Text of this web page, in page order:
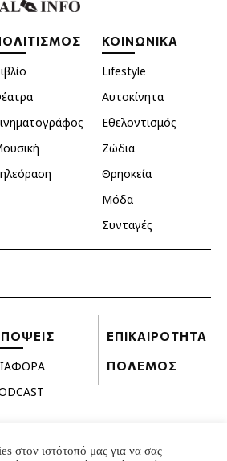
ΚΟΙΝΩΝΙΚΑ
Lifestyle
Αυτοκίνητα
Εθελοντισμός
Ζώδια
Θρησκεία
Μόδα
Συνταγές
ΕΠΙΚΑΙΡΟΤΗΤΑ
ΠΟΛΕΜΟΣ
στον ιστότοπό μας για να σας